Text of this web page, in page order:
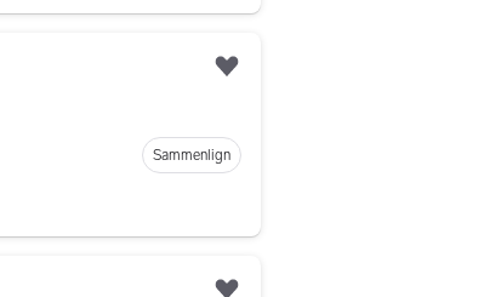
Sammenlign